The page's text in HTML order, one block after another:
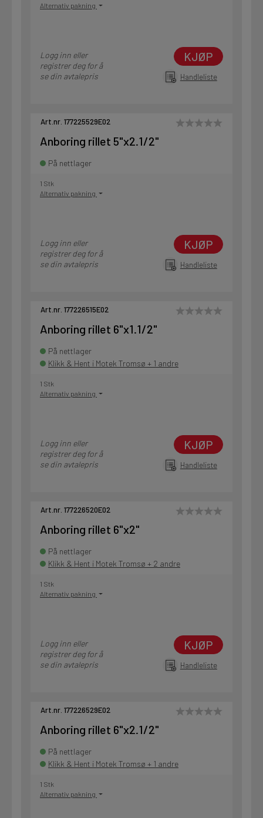
Alternativ pakning
Logg inn eller
registrer deg for å
se din avtalepris
KJØP
Handleliste
Art.nr. 177225529E02
Anboring rillet 5"x2.1/2"
På nettlager
1 Stk
Alternativ pakning
Logg inn eller
registrer deg for å
se din avtalepris
KJØP
Handleliste
Art.nr. 177226515E02
Anboring rillet 6"x1.1/2"
På nettlager
Klikk & Hent i Motek Tromsø + 1 andre
1 Stk
Alternativ pakning
Logg inn eller
registrer deg for å
se din avtalepris
KJØP
Handleliste
Art.nr. 177226520E02
Anboring rillet 6"x2"
På nettlager
Klikk & Hent i Motek Tromsø + 2 andre
1 Stk
Alternativ pakning
Logg inn eller
registrer deg for å
se din avtalepris
KJØP
Handleliste
Art.nr. 177226529E02
Anboring rillet 6"x2.1/2"
På nettlager
Klikk & Hent i Motek Tromsø + 1 andre
1 Stk
Alternativ pakning